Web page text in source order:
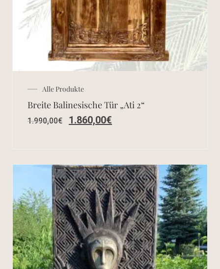
Alle Produkte
Breite Balinesische Tür „Ati 2“
1.990,00€ 1.860,00€